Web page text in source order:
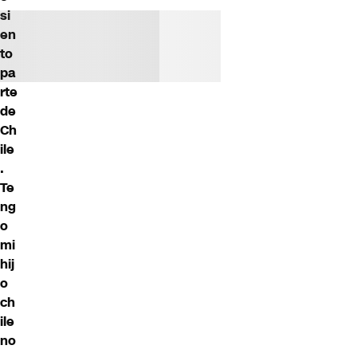
si
en
to
pa
rte
de
Ch
ile
.
Te
ng
o
mi
hij
o
ch
ile
no